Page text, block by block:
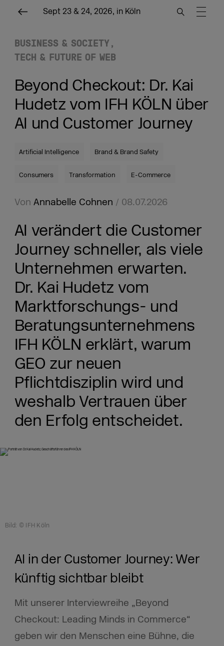
Sept 23 & 24, 2026, in Köln
BUSINESS & SOCIETY
TECH & FUTURE OF WEB
Beyond Checkout: Dr. Kai
Hudetz vom IFH KÖLN über
AI und Customer Journey
Artificial Intelligence Brand & Brand Safety
Consumers Transformation E-Commerce
Von Annabelle Cohnen / 08.07.2026
AI verändert die Customer
Journey schneller, als viele
Unternehmen erwarten.
Dr. Kai Hudetz vom
Marktforschungs- und
Beratungsunternehmens
IFH KÖLN erklärt, warum
GEO zur neuen
Pflichtdisziplin wird und
weshalb Vertrauen über
den Erfolg entscheidet.
Bild: © IFH Köln
AI in der Customer Journey: Wer
künftig sichtbar bleibt
Mit unserer Interviewreihe „Beyond
Checkout: Leading Minds in Commerce“
geben wir den Menschen eine Bühne, die